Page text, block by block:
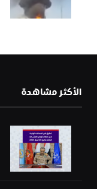
الأكثر مشاهدة